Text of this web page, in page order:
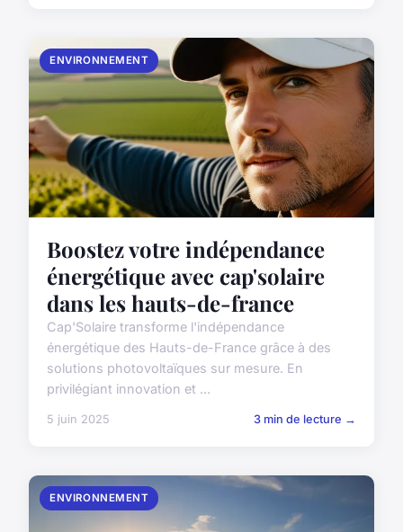
ENVIRONNEMENT
Boostez votre indépendance
énergétique avec cap'solaire
dans les hauts-de-france
Cap'Solaire transforme l'indépendance
énergétique des Hauts-de-France grâce à des
solutions photovoltaïques sur mesure. En
privilégiant innovation et ...
5 juin 2025 3 min de lecture →
ENVIRONNEMENT